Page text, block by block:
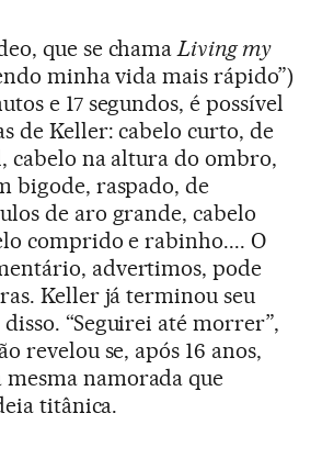
que se chamaLiving my
minha vida mais rápido”)
e 17 segundos, é possível
de Keller: cabelo curto, de
cabelo na altura do ombro,
bigode, raspado, de
de aro grande, cabelo
comprido e rabinho.... O
advertimos, pode
Keller já terminou seu
“Seguirei até morrer”,
revelou se, após 16 anos,
namorada que
titânica.